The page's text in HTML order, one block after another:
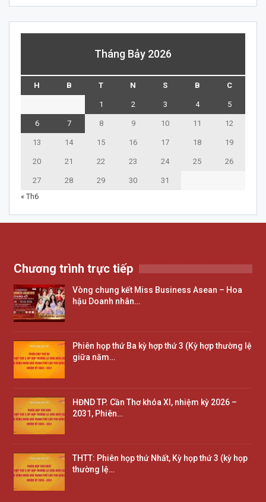
Tháng Bảy 2026
H B T N S B C
1 2 3 4 5
6 7 8 9 10 11 12
13 14 15 16 17 18 19
20 21 22 23 24 25 26
27 28 29 30
31
« Th6
Chương trình trực tiếp
Vòng chung kết Miss Business Asean – Hoa
hậu Doanh nhân…
Phiên họp thứ Ba kỳ hợp thứ 3 (Kỳ hợp thường lệ
giữa năm…
HĐND TP. Cần Thơ khóa XI, nhiệm kỳ 2026 –
2031, Phiên…
THTT: Phiên họp thứ Nhất, Kỳ họp thứ 3 (kỳ họp
thường lệ…